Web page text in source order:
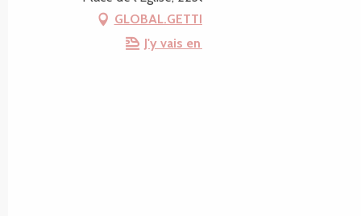
GLOBAL.GETTING_THERE
J'y vais en train !